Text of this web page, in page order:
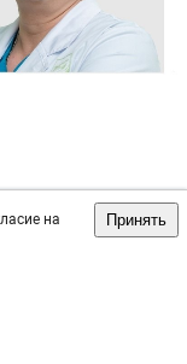
на
Принять